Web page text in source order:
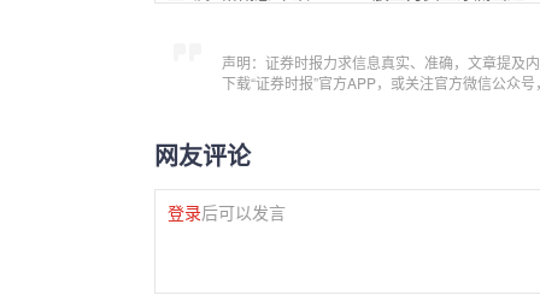
声明：证券时报力求信息真实、准确，文章提及
下载“证券时报”官方APP，或关注官方微信公众
网友评论
登录后可以发言